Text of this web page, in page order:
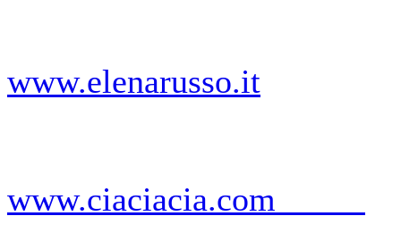
www.elenarusso.it
www.ciaciacia.com